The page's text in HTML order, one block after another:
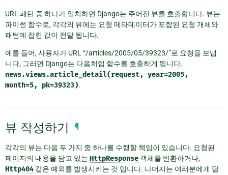
URL 패턴 중 하나가 일치하면 Django는 주어진 뷰를 호출합니다. 뷰는
파이썬 함수로, 각각의 뷰에는 요청 메타데이터가 포함된 요청 개체와
패턴에 잡힌 값이 전달 됩니다.
예를 들어, 사용자가 URL “/articles/2005/05/39323/”로 요청을 보냅
니다, 그러면 Django는 다음처럼 함수를 호출하게 됩니다.
news.views.article_detail(request, year=2005,
month=5,
pk=39323).
뷰 작성하기 ¶
각각의 뷰는 다음 두 가지 중 하나를 수행할 책임이 있습니다. 요청된
페이지의 내용을 담고 있는 HttpResponse 객체를 반환하거나,
Http404 같은 예외를 발생시키는 것 입니다. 나머지는 여러분에게 달